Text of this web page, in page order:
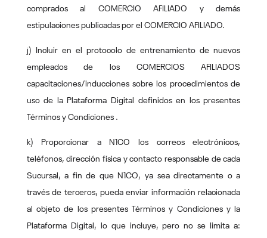
comprados al COMERCIO AFILIADO y demás
estipulaciones publicadas por el COMERCIO AFILIADO.
j) Incluir en el protocolo de entrenamiento de nuevos
empleados de los COMERCIOS AFILIADOS
capacitaciones/inducciones sobre los procedimientos de
uso de la Plataforma Digital definidos en los presentes
Términos y Condiciones .
k) Proporcionar a N1CO los correos electrónicos,
teléfonos, dirección física y contacto responsable de cada
Sucursal, a fin de que N1CO, ya sea directamente o a
través de terceros, pueda enviar información relacionada
al objeto de los presentes Términos y Condiciones y la
Plataforma Digital, lo que incluye, pero no se limita a: